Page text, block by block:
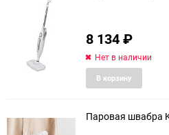
еще 10 фото 8 134₽
Нет в наличии
В корзину
Паровая швабра